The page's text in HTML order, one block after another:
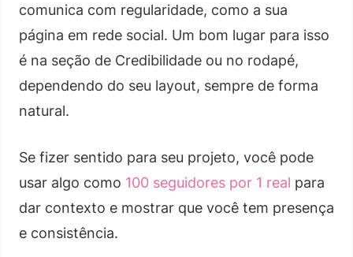
comunica com regularidade, como a sua
página em rede social. Um bom lugar para isso
é na seção de Credibilidade ou no rodapé,
dependendo do seu layout, sempre de forma
natural.
Se fizer sentido para seu projeto, você pode
usar algo como 100 seguidores por 1 real para
dar contexto e mostrar que você tem presença
e consistência.